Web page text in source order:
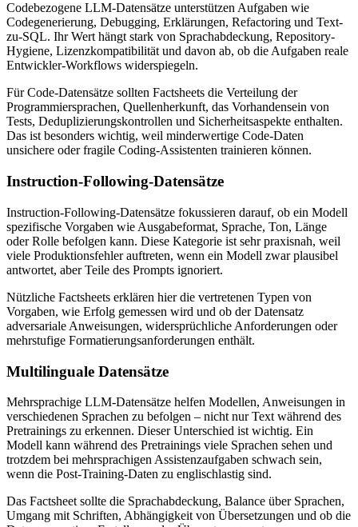
Codebezogene LLM-Datensätze unterstützen Aufgaben wie
Codegenerierung, Debugging, Erklärungen, Refactoring und Text-
zu-SQL. Ihr Wert hängt stark von Sprachabdeckung, Repository-
Hygiene, Lizenzkompatibilität und davon ab, ob die Aufgaben reale
Entwickler-Workflows widerspiegeln.
Für Code-Datensätze sollten Factsheets die Verteilung der
Programmiersprachen, Quellenherkunft, das Vorhandensein von
Tests, Deduplizierungskontrollen und Sicherheitsaspekte enthalten.
Das ist besonders wichtig, weil minderwertige Code-Daten
unsichere oder fragile Coding-Assistenten trainieren können.
Instruction-Following-Datensätze
Instruction-Following-Datensätze fokussieren darauf, ob ein Modell
spezifische Vorgaben wie Ausgabeformat, Sprache, Ton, Länge
oder Rolle befolgen kann. Diese Kategorie ist sehr praxisnah, weil
viele Produktionsfehler auftreten, wenn ein Modell zwar plausibel
antwortet, aber Teile des Prompts ignoriert.
Nützliche Factsheets erklären hier die vertretenen Typen von
Vorgaben, wie Erfolg gemessen wird und ob der Datensatz
adversariale Anweisungen, widersprüchliche Anforderungen oder
mehrstufige Formatierungsanforderungen enthält.
Multilinguale Datensätze
Mehrsprachige LLM-Datensätze helfen Modellen, Anweisungen in
verschiedenen Sprachen zu befolgen – nicht nur Text während des
Pretrainings zu erkennen. Dieser Unterschied ist wichtig. Ein
Modell kann während des Pretrainings viele Sprachen sehen und
trotzdem bei mehrsprachigen Assistenzaufgaben schwach sein,
wenn die Post-Training-Daten zu englischlastig sind.
Das Factsheet sollte die Sprachabdeckung, Balance über Sprachen,
Umgang mit Schriften, Abhängigkeit von Übersetzungen und ob die